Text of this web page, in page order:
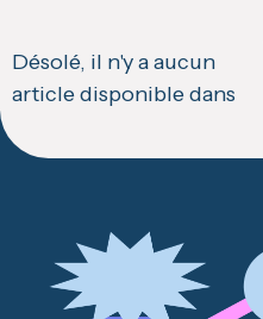
Désolé, il n'y a aucun
article disponible dans